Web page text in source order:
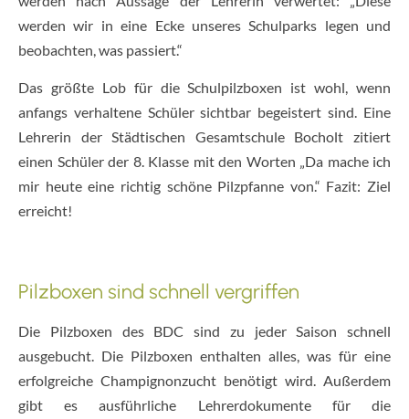
werden wir in eine Ecke unseres Schulparks legen und
beobachten, was passiert.“
Das größte Lob für die Schulpilzboxen ist wohl, wenn
anfangs verhaltene Schüler sichtbar begeistert sind. Eine
Lehrerin der Städtischen Gesamtschule Bocholt zitiert
einen Schüler der 8. Klasse mit den Worten „Da mache ich
mir heute eine richtig schöne Pilzpfanne von.“ Fazit: Ziel
erreicht!
Pilzboxen sind schnell vergriffen
Die Pilzboxen des BDC sind zu jeder Saison schnell
ausgebucht. Die Pilzboxen enthalten alles, was für eine
erfolgreiche Champignonzucht benötigt wird. Außerdem
gibt es ausführliche Lehrerdokumente für die